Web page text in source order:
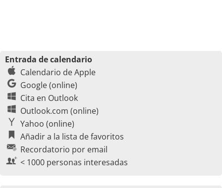
Entrada de calendario
Calendario de Apple
Google (online)
Cita en Outlook
Outlook.com (online)
Yahoo (online)
Añadir a la lista de favoritos
Recordatorio por email
< 1000 personas interesadas